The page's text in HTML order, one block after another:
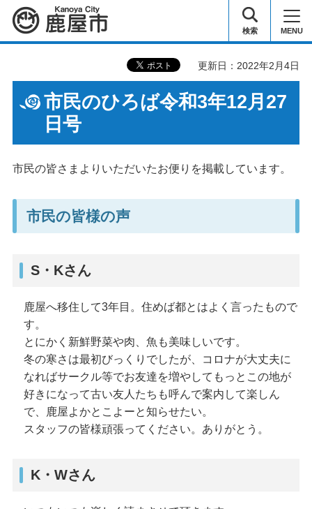
鹿屋市 検索 MENU
更新日：2022年2月4日
市民のひろば令和3年12月27
日号
市民の皆さまよりいただいたお便りを掲載しています。
市民の皆様の声
S・Kさん
鹿屋へ移住して3年目。住めば都とはよく言ったもので
す。
とにかく新鮮野菜や肉、魚も美味しいです。
冬の寒さは最初びっくりでしたが、コロナが大丈夫に
なればサークル等でお友達を増やしてもっとこの地が
好きになって古い友人たちも呼んで案内して楽しん
で、鹿屋よかとこよーと知らせたい。
スタッフの皆様頑張ってください。ありがとう。
K・Wさん